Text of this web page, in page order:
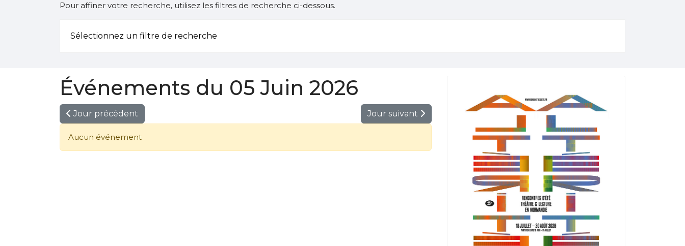
Pour affiner votre recherche, utilisez les filtres de recherche ci-dessous.
Sélectionnez un filtre de recherche
Événements du 05 Juin 2026
Jour précédent Jour suivant
Aucun événement